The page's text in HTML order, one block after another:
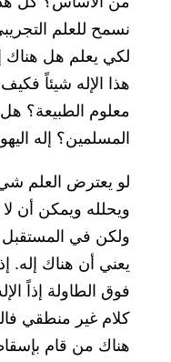
نسمح للعلم
لكي يعلم هل هناك
هذا الإله شيئاً
معلوم الطبيعة؟
المسلمين؟ إله
لو يعترض العلم
ويحلله ويمكن أن لا
ولكن في المستقبل
يعني أن هناك إله.
فوق الطاولة إذاً
كلام غير منطقي
هناك من قام